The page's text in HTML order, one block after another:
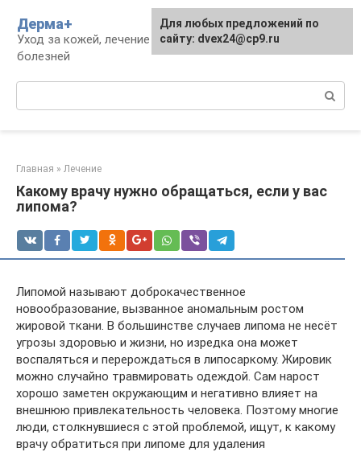
контенту
Дерма+
Уход за кожей, лечение дерматологических
болезней
Главная » Лечение
Какому врачу нужно обращаться, если у вас
липома?
Липомой называют доброкачественное
новообразование, вызванное аномальным ростом
жировой ткани. В большинстве случаев липома не несёт
угрозы здоровью и жизни, но изредка она может
воспаляться и перерождаться в липосаркому. Жировик
можно случайно травмировать одеждой. Сам нарост
хорошо заметен окружающим и негативно влияет на
внешнюю привлекательность человека. Поэтому многие
люди, столкнувшиеся с этой проблемой, ищут, к какому
врачу обратиться при липоме для удаления
Для любых предложений по
сайту: dvex24@cp9.ru